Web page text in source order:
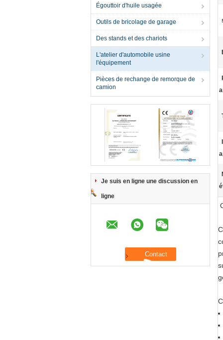
Égouttoir d'huile usagée
Outils de bricolage de garage
Des stands et des chariots
L'atelier d'automobile usine
l'équipement
Pièces de rechange de remorque de
camion
Je suis en ligne une discussion en
ligne